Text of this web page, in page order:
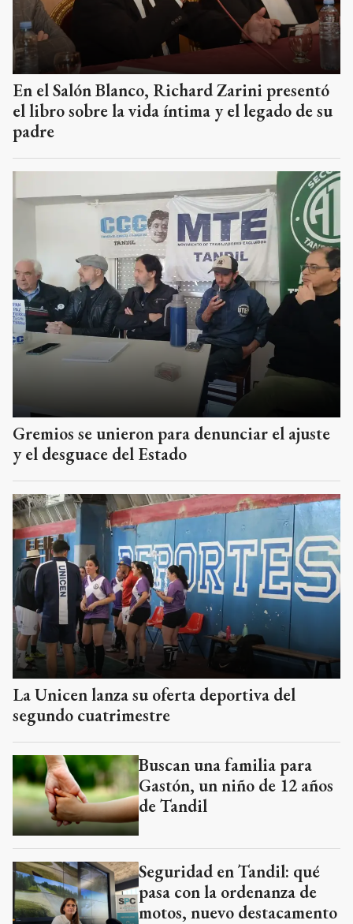
En el Salón Blanco, Richard Zarini presentó
el libro sobre la vida íntima y el legado de su
padre
Gremios se unieron para denunciar el ajuste
y el desguace del Estado
La Unicen lanza su oferta deportiva del
segundo cuatrimestre
Buscan una familia para
Gastón, un niño de 12 años
de Tandil
Seguridad en Tandil: qué
pasa con la ordenanza de
motos, nuevo destacamento